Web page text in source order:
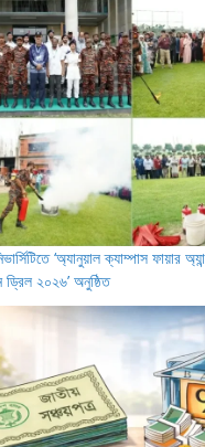
‘অ্যানুয়াল ক্যাম্পাস ফায়ার
২০২৬’ অনুষ্ঠিত